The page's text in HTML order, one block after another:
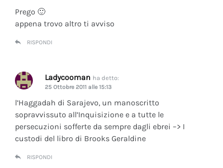
Prego 🙂
appena trovo altro ti avviso
RISPONDI
Ladycooman ha detto:
25 Ottobre 2011 alle 15:13
l’Haggadah di Sarajevo, un manoscritto
sopravvissuto all’Inquisizione e a tutte le
persecuzioni sofferte da sempre dagli ebrei –> I
custodi del libro di Brooks Geraldine
RISPONDI